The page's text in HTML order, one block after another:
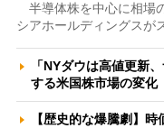
半導体株を中心に相場
シアホールディングスが
「NYダウは高値更新
する米国株市場の変
【歴史的な爆騰劇】